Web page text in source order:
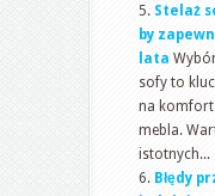
Stelaż
by
lata
sofy to
na komfort
mebla.
istotnych...
Błędy